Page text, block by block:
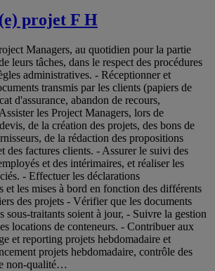
projet F H
Managers, au quotidien pour la partie
leurs tâches, dans le respect des procédures
administratives. - Réceptionner et
transmis par les clients (papiers de
d'assurance, abandon de recours,
les Project Managers, lors de
de la création des projets, des bons de
de la rédaction des propositions
des factures clients. - Assurer le suivi des
et des intérimaires, et réaliser les
- Effectuer les déclarations
et les mises à bord en fonction des différents
des projets - Vérifier que les documents
sous-traitants soient à jour, - Suivre la gestion
locations de conteneurs. - Contribuer aux
et reporting projets hebdomadaire et
projets hebdomadaire, contrôle des
non-qualité…